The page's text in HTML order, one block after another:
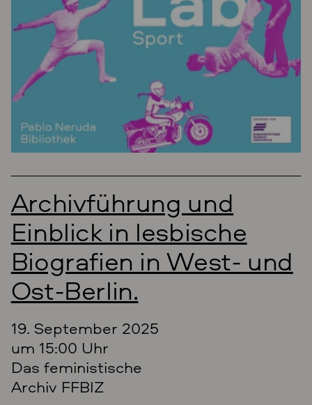
Archivführung und
Einblick in lesbische
Biografien in West- und
Ost-Berlin.
19. September 2025
um 15:00 Uhr
Das feministische
Archiv FFBIZ